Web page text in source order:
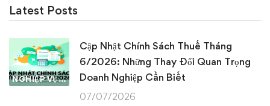
Latest Posts
NGHIỆP VỤ KẾ TOÁN & THUẾ
Cập Nhật Chính Sách Thuế Tháng
6/2026: Những Thay Đổi Quan Trọng
Doanh Nghiệp Cần Biết
07/07/2026